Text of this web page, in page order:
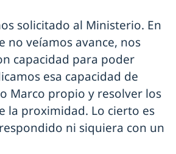
solicitado al Ministerio. En
no veíamos avance, nos
capacidad para poder
esa capacidad de
Marco propio y resolver los
la proximidad. Lo cierto es
ni siquiera con un